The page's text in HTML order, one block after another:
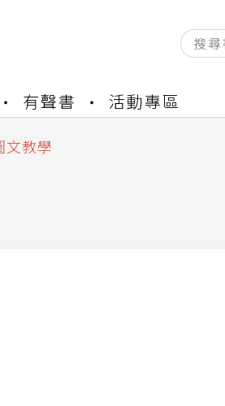
有聲書 活動專區
文教學